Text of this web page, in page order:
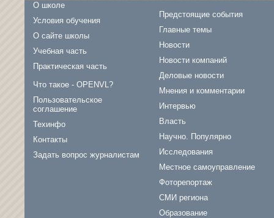
О школе
Условия обучения
О сайте школы
Учебная часть
Практическая часть
Что такое - OPENVL?
Пользовательское
соглашение
Техинфо
Контакты
Задать вопрос журналистам
Предстоящие события
Главные темы
Новости
Новости компаний
Деловые новости
Мнения и комментарии
Интервью
Власть
Научно. Популярно
Исследования
Местное самоуправление
Фоторепортаж
СМИ региона
Образование